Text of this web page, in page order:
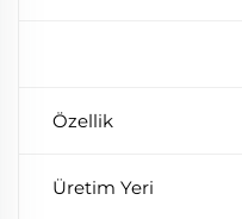
Özellik
Üretim Yeri